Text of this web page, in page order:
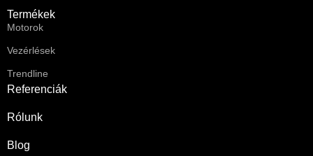
Termékek
Motorok
Vezérlések
Trendline
Referenciák
Rólunk
Blog